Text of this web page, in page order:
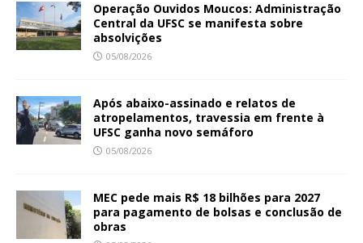
Operação Ouvidos Moucos: Administração
Central da UFSC se manifesta sobre
absolvições
05/08/2026
Após abaixo-assinado e relatos de
atropelamentos, travessia em frente à
UFSC ganha novo semáforo
05/08/2026
MEC pede mais R$ 18 bilhões para 2027
para pagamento de bolsas e conclusão de
obras